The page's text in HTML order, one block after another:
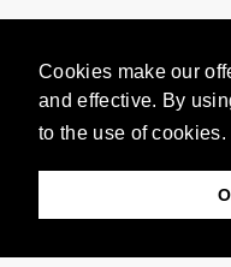
Cookies make our
and effective. By
to the use of cookies.